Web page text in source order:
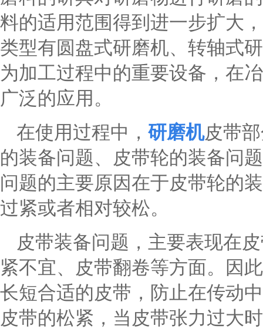
料的适用范围得到进一步扩大
类型有圆盘式研磨机、转轴式
为加工过程中的重要设备，在
广泛的应用。
在使用过程中， 研磨机皮带
的装备问题、皮带轮的装备问
问题的主要原因在于皮带轮的
过紧或者相对较松。
皮带装备问题，主要表现在
紧不宜、皮带翻卷等方面。因
长短合适的皮带，防止在传动
皮带的松紧，当皮带张力过大